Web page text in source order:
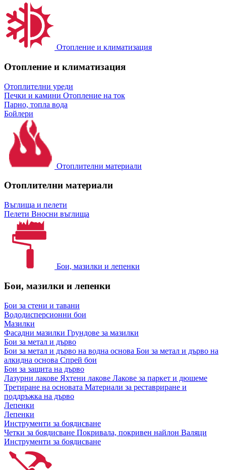
Отопление и климатизация
Отопление и климатизация
Отоплителни уреди
Печки и камини Отопление на ток
Парно, топла вода
Бойлери
Отоплителни материали
Отоплителни материали
Въглища и пелети
Пелети Вносни въглища
Бои, мазилки и лепенки
Бои, мазилки и лепенки
Бои за стени и тавани
Вододисперсионни бои
Мазилки
Фасадни мазилки Грундове за мазилки
Бои за метал и дърво
Бои за метал и дърво на водна основа Бои за метал и дърво на
алкидна основа Спрей бои
Бои за защита на дърво
Лазурни лакове Яхтени лакове Лакове за паркет и дюшеме
Третиране на основата Материали за реставриране и
поддръжка на дърво
Лепенки
Лепенки
Инструменти за боядисване
Четки за боядисване Покривала, покривен найлон Валяци
Инструменти за боядисване